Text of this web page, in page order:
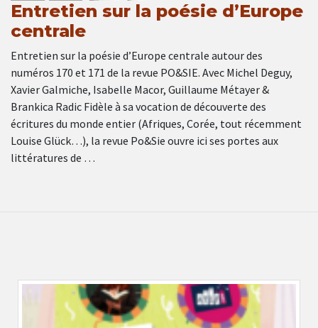
Entretien sur la poésie d’Europe
centrale
Entretien sur la poésie d’Europe centrale autour des
numéros 170 et 171 de la revue PO&SIE. Avec Michel Deguy,
Xavier Galmiche, Isabelle Macor, Guillaume Métayer &
Brankica Radic Fidèle à sa vocation de découverte des
écritures du monde entier (Afriques, Corée, tout récemment
Louise Glück…), la revue Po&Sie ouvre ici ses portes aux
littératures de …